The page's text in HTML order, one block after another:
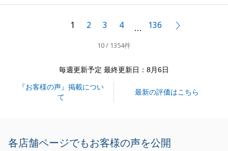
き、私も大変嬉しく思っております。
1 2 3 4 … 136
10 / 1354件
毎週更新予定 最終更新日：8月6日
『お客様の声』掲載につい
て
最新の評価はこちら
各店舗ページでもお客様の声を公開